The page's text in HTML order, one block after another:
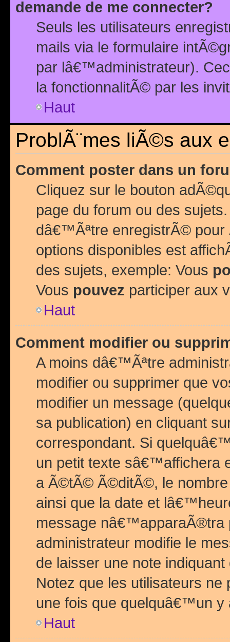
demande de me connecter?
Seuls les utilisateurs
mails via le formulaire
par lâ€™administrateur).
la fonctionnalitÃ© par les
Haut
ProblÃ¨mes liÃ©s aux
Comment poster dans un
Cliquez sur le bouton
page du forum ou des
dâ€™Ãªtre enregistrÃ©
options disponibles est
des sujets, exemple: Vous
Vous pouvez participer aux
Haut
Comment modifier ou
A moins dâ€™Ãªtre
modifier ou supprimer que
modifier un message
sa publication) en cliquant
correspondant. Si
un petit texte sâ€™affichera
a Ã©tÃ© Ã©ditÃ©, le
ainsi que la date et
message nâ€™apparaÃ®tra
administrateur modifie le
de laisser une note
Notez que les utilisateurs
une fois que quelquâ€™un y
Haut